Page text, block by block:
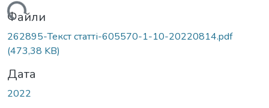
Файли
262895-Текст статті-605570-1-10-20220814.pdf
(473,38 KB)
Дата
2022